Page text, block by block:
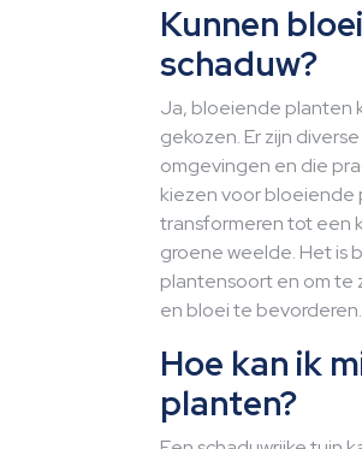
Kunnen
schaduw?
Ja, bloeiende planten
gekozen. Er zijn
omgevingen en die
kiezen voor bloeiende
transformeren tot een
groene weelde. Het is
plantensoort en om
en bloei te bevorderen.
Hoe kan ik
planten?